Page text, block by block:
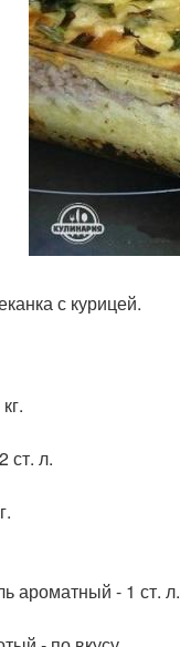
с курицей.
ст. л.
ароматный - 1 ст. л.